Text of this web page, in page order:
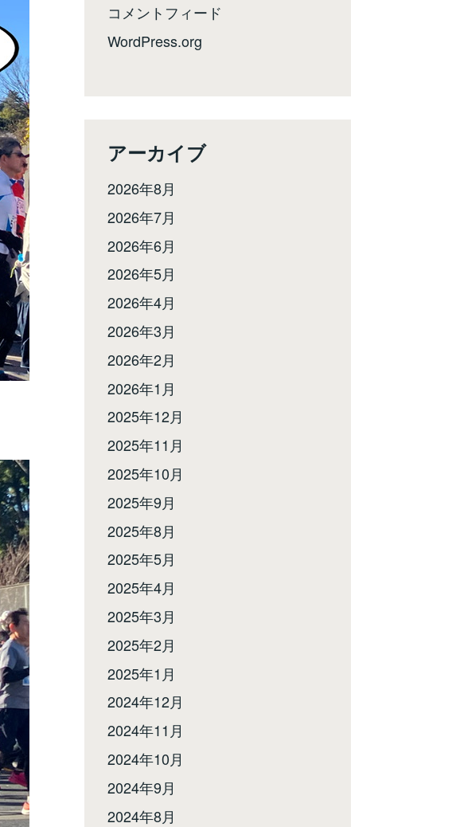
コメントフィード
WordPress.org
アーカイブ
2026年8月
2026年7月
2026年6月
2026年5月
2026年4月
2026年3月
2026年2月
2026年1月
2025年12月
2025年11月
2025年10月
2025年9月
2025年8月
2025年5月
2025年4月
2025年3月
2025年2月
2025年1月
2024年12月
2024年11月
2024年10月
2024年9月
2024年8月